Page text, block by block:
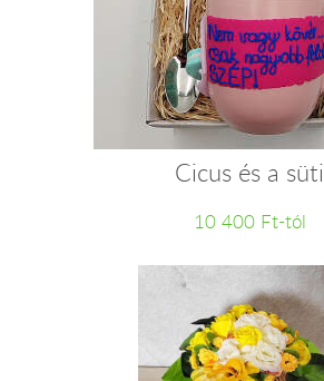
Cicus és a süti
10 400 Ft-tól